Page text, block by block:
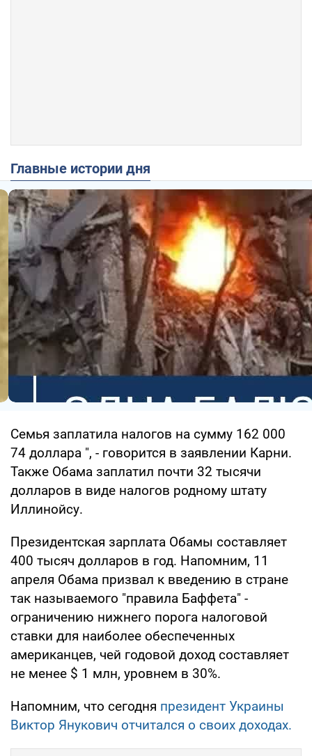
Главные истории дня
Семья заплатила налогов на сумму 162 000
74 доллара ", - говорится в заявлении Карни.
Также Обама заплатил почти 32 тысячи
долларов в виде налогов родному штату
Иллинойсу.
Президентская зарплата Обамы составляет
400 тысяч долларов в год. Напомним, 11
апреля Обама призвал к введению в стране
так называемого "правила Баффета" -
ограничению нижнего порога налоговой
ставки для наиболее обеспеченных
американцев, чей годовой доход составляет
не менее $ 1 млн, уровнем в 30%.
Напомним, что сегодня президент Украины
Виктор Янукович отчитался о своих доходах.